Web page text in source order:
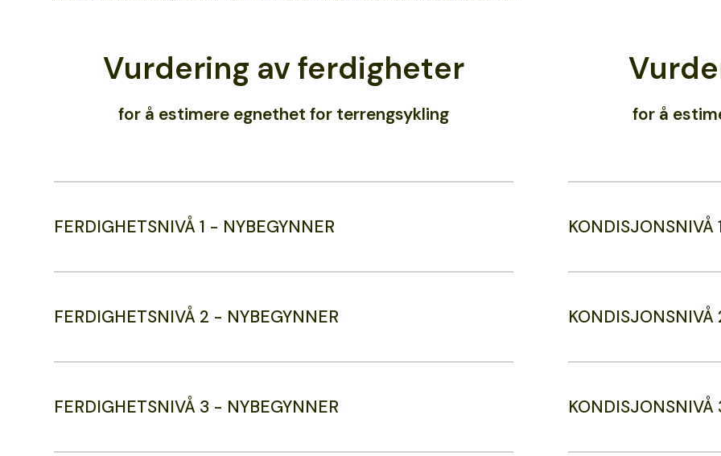
Vurdering av ferdigheter
for å estimere egnethet for terrengsykling
FERDIGHETSNIVÅ 1 - NYBEGYNNER
FERDIGHETSNIVÅ 2 - NYBEGYNNER
FERDIGHETSNIVÅ 3 - NYBEGYNNER
for å
KONDISJONSNIVÅ
KONDISJONSNIVÅ
KONDISJONSNIVÅ